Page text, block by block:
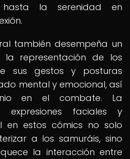
la serenidad en
también desempeña un
representación de los
sus gestos y posturas
mental y emocional, así
en el combate. La
expresiones faciales y
en estos cómics no solo
a los samuráis, sino
la interacción entre